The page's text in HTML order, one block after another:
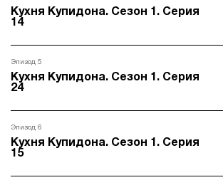
Кухня Купидона. Сезон 1. Серия
14
Эпизод 5
Кухня Купидона. Сезон 1. Серия
24
Эпизод 6
Кухня Купидона. Сезон 1. Серия
15